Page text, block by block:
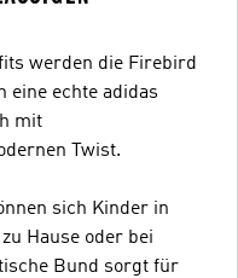
werden die Firebird
eine echte adidas
mit
Twist.
sich Kinder in
Hause oder bei
Bund sorgt für